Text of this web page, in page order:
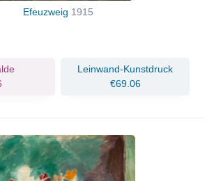
Efeuzweig 1915
Leinwand-Kunstdruck
€69.06